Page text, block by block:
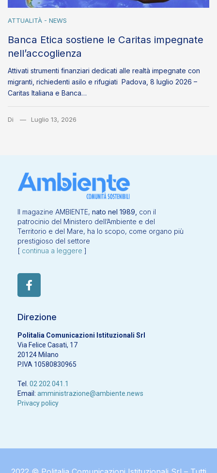
ATTUALITÀ - NEWS
Banca Etica sostiene le Caritas impegnate
nell’accoglienza
Attivati strumenti finanziari dedicati alle realtà impegnate con
migranti, richiedenti asilo e rifugiati Padova, 8 luglio 2026 –
Caritas Italiana e Banca…
Di Luglio 13, 2026
Il magazine AMBIENTE, nato nel 1989, con il
patrocinio del Ministero dell’Ambiente e del
Territorio e del Mare, ha lo scopo, come organo più
prestigioso del settore
[ continua a leggere ]
Direzione
Politalia Comunicazioni Istituzionali Srl
Via Felice Casati, 17
20124 Milano
P.IVA 10580830965
Tel. 02 202 041.1
Email: amministrazione@ambiente.news
Privacy policy